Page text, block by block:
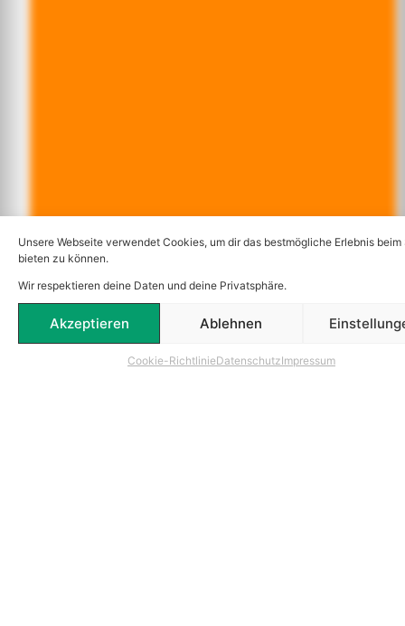
Unsere Webseite verwendet Cookies, um dir das bestmögliche Erlebnis beim
bieten zu können.
Wir respektieren deine Daten und deine Privatsphäre.
Akzeptieren Ablehnen
Cookie-RichtlinieDatenschutzImpressum